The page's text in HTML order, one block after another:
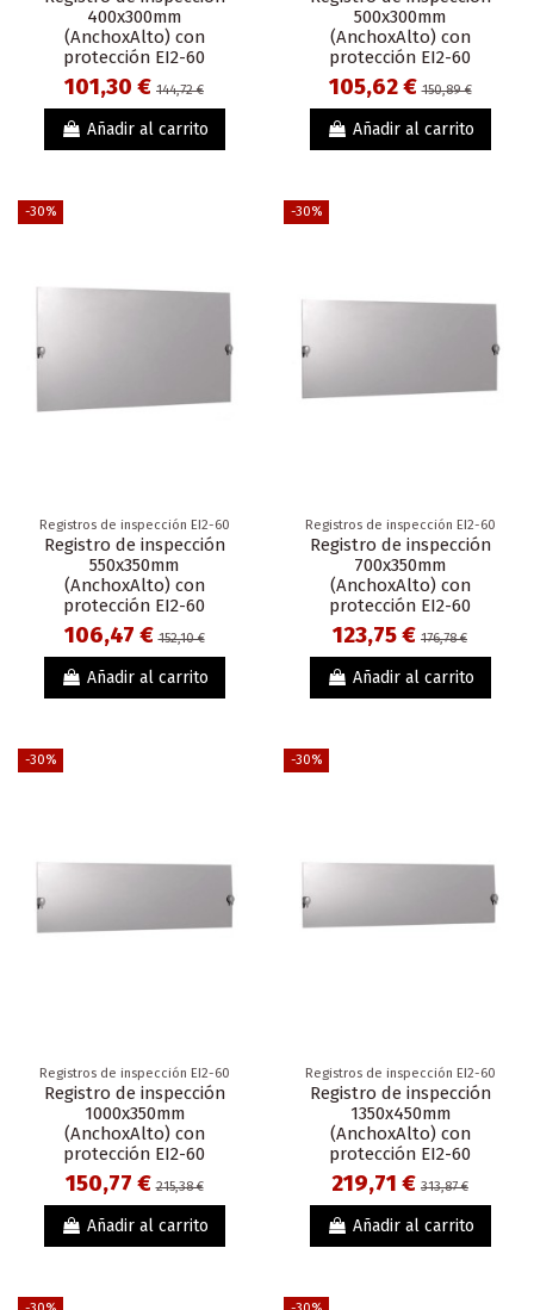
400x300mm
(AnchoxAlto) con
protección EI2-60
101,30 € 144,72 €
Añadir al carrito
500x300mm
(AnchoxAlto) con
protección EI2-60
105,62 €150,89 €
Añadir al carrito
-30%
Registros de inspección EI2-60
Registro de inspección
550x350mm
(AnchoxAlto) con
protección EI2-60
106,47 €152,10 €
Añadir al carrito
-30%
Registros de inspección EI2-60
Registro de inspección
700x350mm
(AnchoxAlto) con
protección EI2-60
123,75 € 176,78 €
Añadir al carrito
-30%
Registros de inspección EI2-60
Registro de inspección
1000x350mm
(AnchoxAlto) con
protección EI2-60
150,77 €215,38 €
Añadir al carrito
-30%
Registros de inspección EI2-60
Registro de inspección
1350x450mm
(AnchoxAlto) con
protección EI2-60
219,71 € 313,87 €
Añadir al carrito